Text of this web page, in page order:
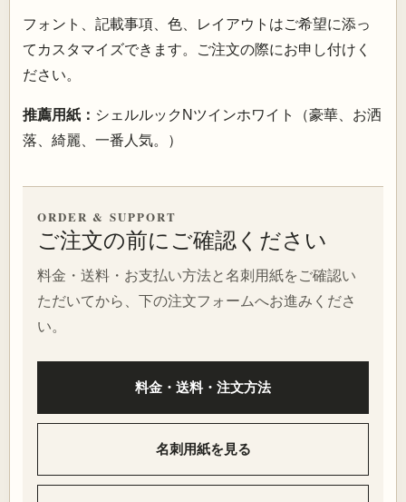
フォント、記載事項、色、レイアウトはご希望に添っ
てカスタマイズできます。ご注文の際にお申し付けく
ださい。
推薦用紙： シェルルックNツインホワイト（豪華、お洒
落、綺麗、一番人気。）
ORDER & SUPPORT
ご注文の前にご確認ください
料金・送料・お支払い方法と名刺用紙をご確認い
ただいてから、下の注文フォームへお進みくださ
い。
料金・送料・注文方法
名刺用紙を見る